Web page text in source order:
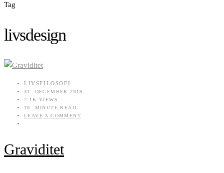
Tag
livsdesign
LIVSFILOSOFI
31. DECEMBER 2018
7.1K VIEWS
10 MINUTE READ
LEAVE A COMMENT
Graviditet